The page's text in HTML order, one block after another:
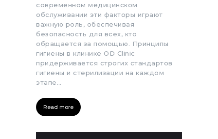
современном медицинском
обслуживании эти факторы играют
важную роль, обеспечивая
безопасность для всех, кто
обращается за помощью. Принципы
гигиены в клинике OD Clinic
придерживается строгих стандартов
гигиены и стерилизации на каждом
этапе…
Read more